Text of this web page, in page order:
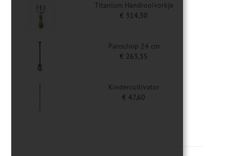
Titanium Handrooivorkje
€ 314,30
Panschop 24 cm
€ 263,35
Kindercultivator
€ 47,60